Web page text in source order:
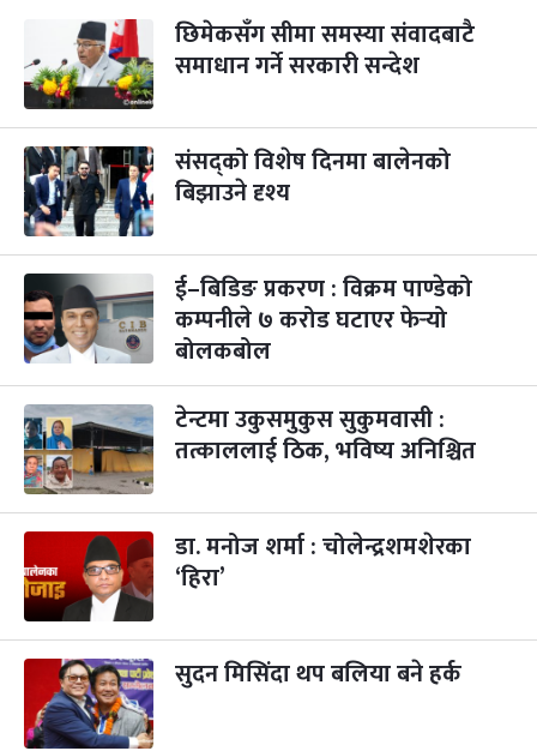
छिमेकसँग सीमा समस्या संवादबाटै
समाधान गर्ने सरकारी सन्देश
संसद्को विशेष दिनमा बालेनको
बिझाउने दृश्य
ई–बिडिङ प्रकरण : विक्रम पाण्डेको
कम्पनीले ७ करोड घटाएर फेर्‍यो
बोलकबोल
टेन्टमा उकुसमुकुस सुकुमवासी :
तत्काललाई ठिक, भविष्य अनिश्चित
डा. मनोज शर्मा : चोलेन्द्रशमशेरका
‘हिरा’
सुदन मिसिंदा थप बलिया बने हर्क